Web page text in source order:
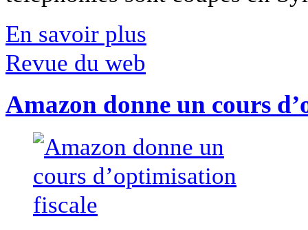
En savoir plus
Revue du web
Amazon donne un cours